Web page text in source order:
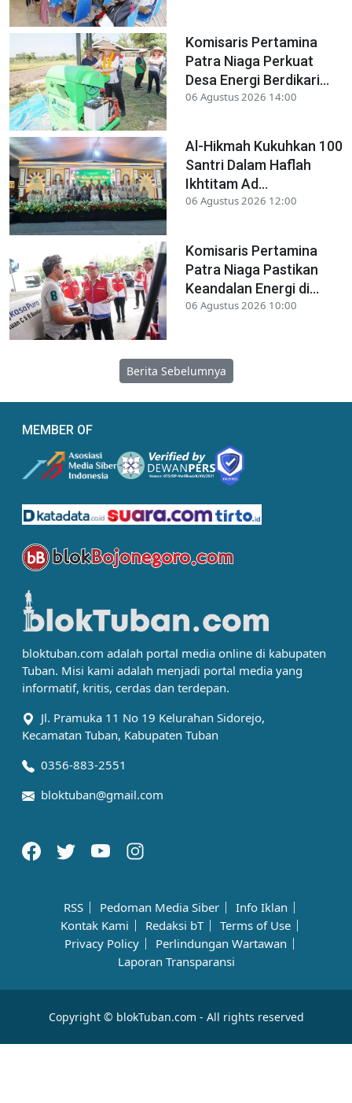
Komisaris Pertamina
Patra Niaga Perkuat
Desa Energi Berdikari...
06 Agustus 2026 14:00
Al-Hikmah Kukuhkan 100
Santri Dalam Haflah
Ikhtitam Ad...
06 Agustus 2026 12:00
Komisaris Pertamina
Patra Niaga Pastikan
Keandalan Energi di...
06 Agustus 2026 10:00
Berita Sebelumnya
MEMBER OF
bloktuban.com adalah portal media online di kabupaten
Tuban. Misi kami adalah menjadi portal media yang
informatif, kritis, cerdas dan terdepan.
Jl. Pramuka 11 No 19 Kelurahan Sidorejo,
Kecamatan Tuban, Kabupaten Tuban
0356-883-2551
bloktuban@gmail.com
RSS Pedoman Media Siber
Info Iklan
Kontak Kami
Redaksi bT
Terms of Use
Privacy Policy
Perlindungan Wartawan
Laporan Transparansi
Copyright © blokTuban.com - All rights reserved